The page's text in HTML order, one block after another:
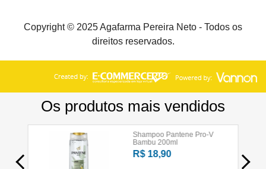
Copyright © 2025 Agafarma Pereira Neto - Todos os
direitos reservados.